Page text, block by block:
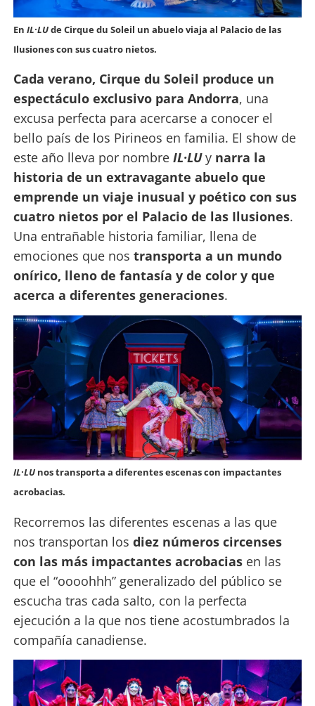
En IL·LUde Cirque du Soleil un abuelo viaja al Palacio de las
Ilusiones con sus cuatro nietos.
Cada verano, Cirque du Soleil produce un
espectáculo exclusivo para Andorra, una
excusa perfecta para acercarse a conocer el
bello país de los Pirineos en familia. El show de
este año lleva por nombre IL·LU y narra la
historia de un extravagante abuelo que
emprende un viaje inusual y poético con sus
cuatro nietos por el Palacio de las Ilusiones.
Una entrañable historia familiar, llena de
emociones que nos transporta a un mundo
onírico, lleno de fantasía y de color y que
acerca a diferentes generaciones.
IL·LUnos transporta a diferentes escenas con impactantes
acrobacias.
Recorremos las diferentes escenas a las que
nos transportan los diez números circenses
con las más impactantes acrobacias en las
que el “oooohhh” generalizado del público se
escucha tras cada salto, con la perfecta
ejecución a la que nos tiene acostumbrados la
compañía canadiense.